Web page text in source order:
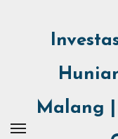
Malang |